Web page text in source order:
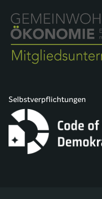
Selbstverpflichtungen